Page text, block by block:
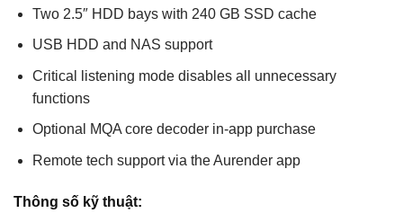
Two 2.5″ HDD bays with 240 GB SSD cache
USB HDD and NAS support
Critical listening mode disables all unnecessary
functions
Optional MQA core decoder in-app purchase
Remote tech support via the Aurender app
Thông số kỹ thuật: